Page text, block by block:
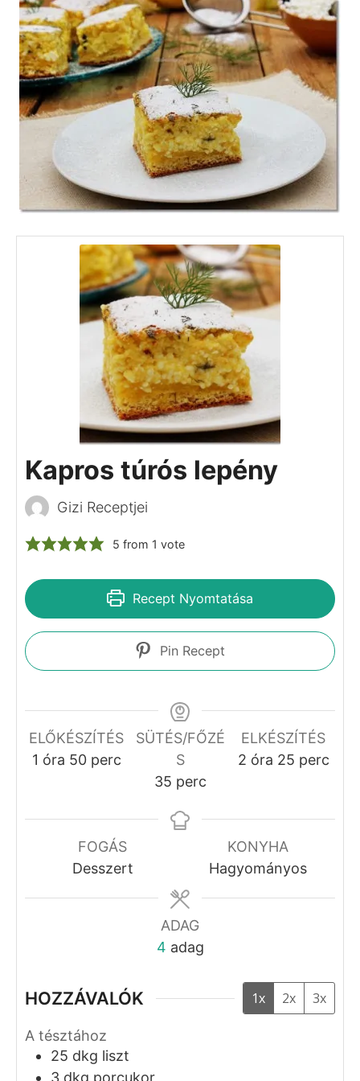
kanalazzuk rá a túrós tölteléket,
majd egyenletesen simítsuk el.
Ezután ízlés szerint szórjuk meg a
túrós lepény tetejét az előzőleg
apróra vágott kaporral.
A kapros túrós lepényt helyezzük be
előmelegített sütőbe, majd közepes
hőmérsékleten 30-35 perc alatt
süssük készre. Én légkeverésnél 160
A sütőből kivéve hagyjuk pár percig a
tepsiben hűlni, majd a sütőpapírral
együtt emeljük át egy rácsra, és
hűtsük ki egészen.
Tálalás előtt ízlés szerint szórjuk meg
a kapros túrós lepényt porcukorral,
majd szeleteljük fel, és úgy kínáljuk.
Kapros túrós lepény
Recept Nyomtatása